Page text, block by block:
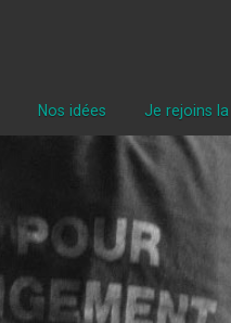
Nos idées Je rejoins la